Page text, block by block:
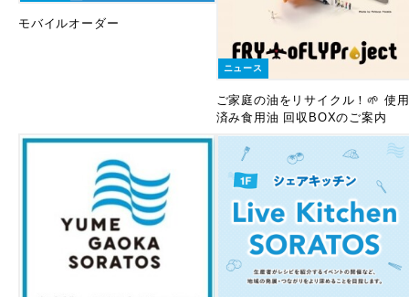
モバイルオーダー
ニュース
ご家庭の油をリサイクル！🌱 使用
済み食用油 回収BOXのご案内